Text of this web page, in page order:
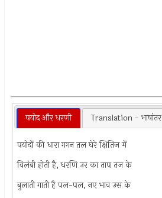
पयोद और धरणी Translation - भाषांतर
पयोदों की धारा गगन तल घेरे क्षितिज में
विलंबी होती है, धरणि उर का ताप तज के
बुलाती गाती है पल-पल, नए भाव उस के